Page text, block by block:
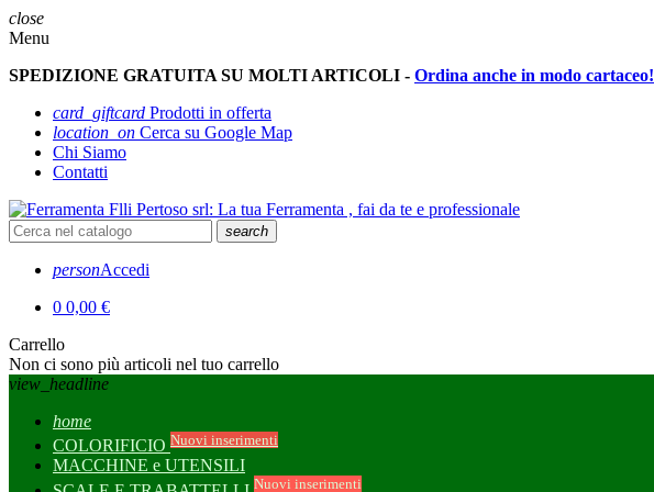
close
Menu
SPEDIZIONE GRATUITA SU MOLTI ARTICOLI - Ordina anche in modo cartaceo!
card_giftcard Prodotti in offerta
location_on Cerca su Google Map
Chi Siamo
Contatti
search
personAccedi
0 0,00 €
Carrello
Non ci sono più articoli nel tuo carrello
view_headline
home
COLORIFICIO Nuovi inserimenti
MACCHINE e UTENSILI
Nuovi inserimenti